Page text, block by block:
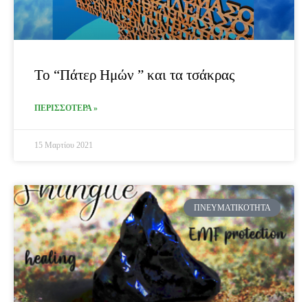
Το “Πάτερ Ημών ” και τα τσάκρας
ΠΕΡΙΣΣΟΤΕΡΑ »
15 Μαρτίου 2021
ΠΝΕΥΜΑΤΙΚΌΤΗΤΑ